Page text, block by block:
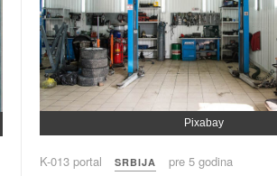
Pixabay
K-013 portal SRBIJA pre 5 godina